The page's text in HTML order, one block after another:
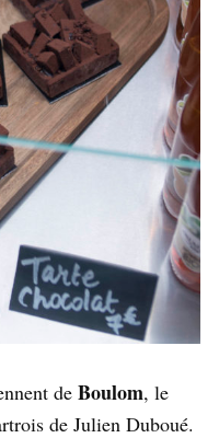
de Boulom, le
de Julien Duboué.